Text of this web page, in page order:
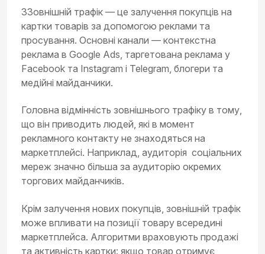
ЗЗовнішній трафік — це залучення покупців на
картки товарів за допомогою реклами та
просування. Основні канали — контекстна
реклама в Google Ads, таргетована реклама у
Facebook та Instagram і Telegram, блогери та
медійні майданчики.
Головна відмінність зовнішнього трафіку в тому,
що він приводить людей, які в момент
рекламного контакту не знаходяться на
маркетплейсі. Наприклад, аудиторія соціальних
мереж значно більша за аудиторію окремих
торгових майданчиків.
Крім залучення нових покупців, зовнішній трафік
може впливати на позиції товару всередині
маркетплейса. Алгоритми враховують продажі
та активність картки: якщо товар отримує